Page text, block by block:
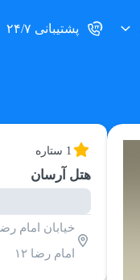
پشتیبانی ۲۴/۷
1 ستاره
هتل آرسان
امام رضا ۱۲